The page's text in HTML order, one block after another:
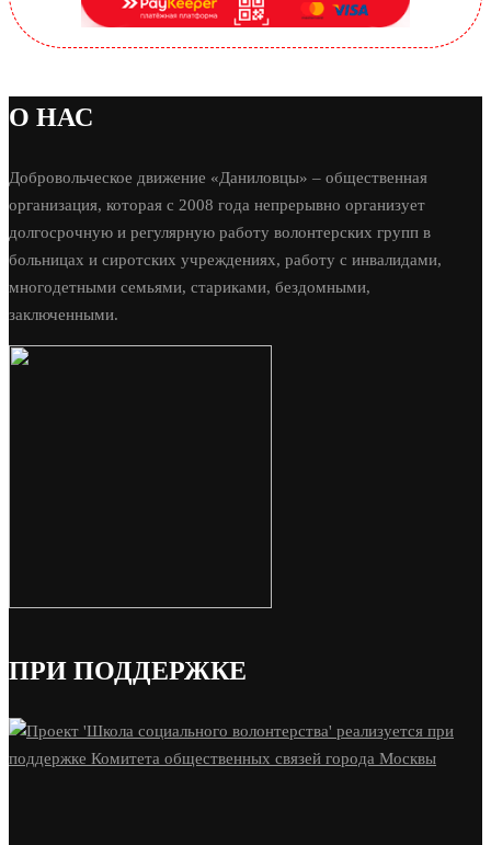
О НАС
Добровольческое движение «Даниловцы» – общественная
организация, которая с 2008 года непрерывно организует
долгосрочную и регулярную работу волонтерских групп в
больницах и сиротских учреждениях, работу с инвалидами,
многодетными семьями, стариками, бездомными,
заключенными.
ПРИ ПОДДЕРЖКЕ